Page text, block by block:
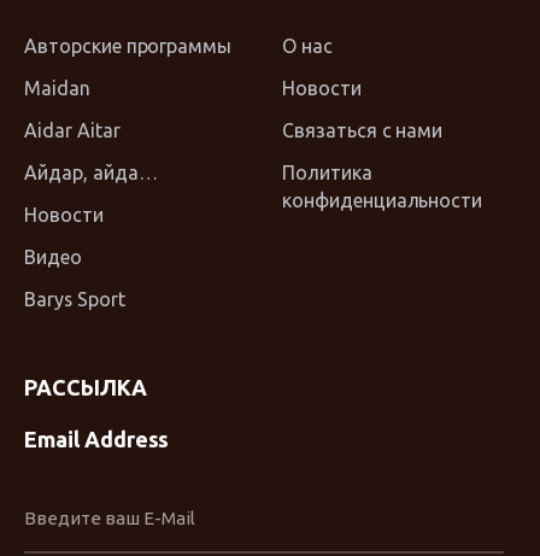
Авторские программы
Maidan
Aidar Aitar
Айдар, айда…
Новости
Видео
Barys Sport
О нас
Новости
Связаться с нами
Политика
конфиденциальности
РАССЫЛКА
Email Address